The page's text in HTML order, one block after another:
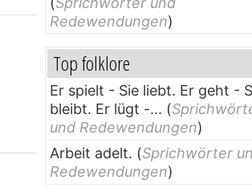
Redewendungen)
Top folklore
Er spielt - Sie liebt. Er geht -
bleibt. Er lügt -... (
und Redewendungen)
Arbeit adelt. (Sprichwörter
Redewendungen)